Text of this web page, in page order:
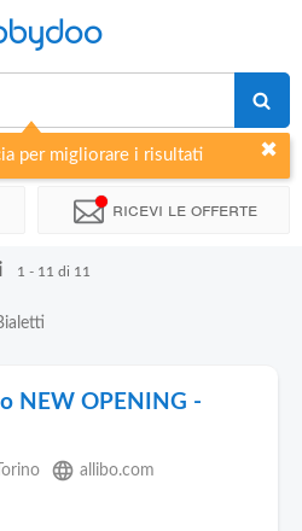
per migliorare i risultati
Ricevi le offerte
1 - 11 di 11
NEW OPENING -
Torino language allibo.com